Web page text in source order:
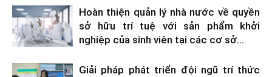
Hoàn thiện quản lý nhà nước về quyền
sở hữu trí tuệ với sản phẩm khởi
nghiệp của sinh viên tại các cơ sở...
Giải pháp phát triển đội ngũ trí thức